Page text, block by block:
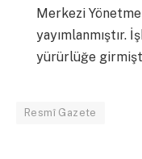
Merkezi
yayımlanmıştır.
yürürlüğe
Resmî Gazete